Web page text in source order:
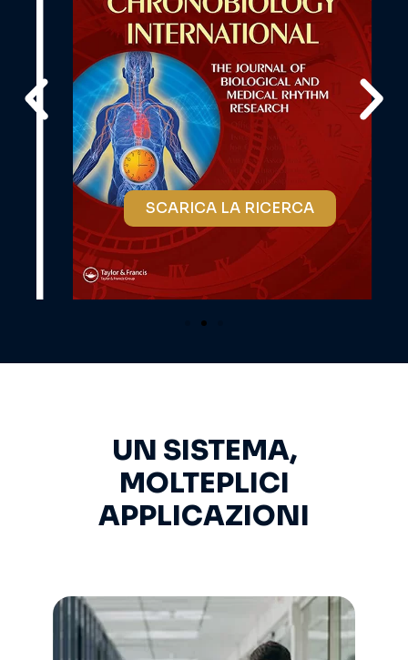
SCARICA LA RICERCA
UN SISTEMA,
MOLTEPLICI
APPLICAZIONI